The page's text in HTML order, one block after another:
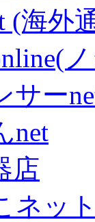
(海外
サー
net
店
ネット